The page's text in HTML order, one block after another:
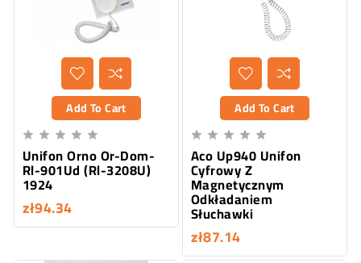
Add To Cart
    
Unifon Orno Or-Dom-
Rl-901Ud (Rl-3208U)
1924
zł94.34
Add To Cart
    
Aco Up940 Unifon
Cyfrowy Z
Magnetycznym
Odkładaniem
Słuchawki
zł87.14